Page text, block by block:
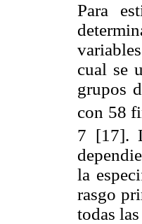
Para
cual se
grupos
con 58
7 [17].
la
rasgo
todas